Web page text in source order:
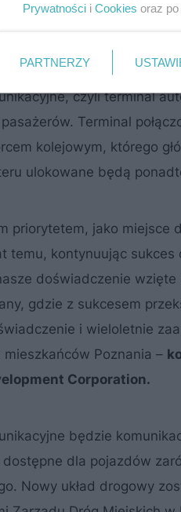
towarzyszące mu centrum
m
) stanowiący
trzy poziomy
czyli terminal
Terminal
kolejowym, którego
ulokowane będą
priorytetem, jako
temu, kontynuując
doświadczenie
gdzie z sukcesem
i wieloletnie
Poznania –
Corporation.
będzie
dla pojazdów
Nowy układ drogowy
Prywatności i Cookies oraz po
PARTNERZY